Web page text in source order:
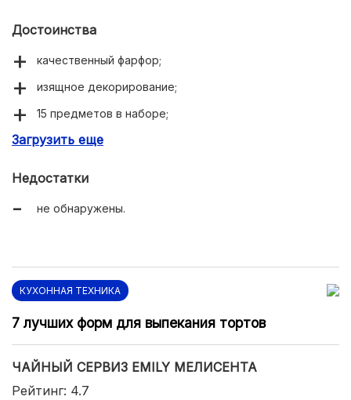
Достоинства
качественный фарфор;
изящное декорирование;
15 предметов в наборе;
можно использовать для разогрева в СВЧ.
Загрузить еще
Недостатки
не обнаружены.
КУХОННАЯ ТЕХНИКА
7 лучших форм для выпекания тортов
ЧАЙНЫЙ СЕРВИЗ EMILY МЕЛИСЕНТА
Рейтинг: 4.7